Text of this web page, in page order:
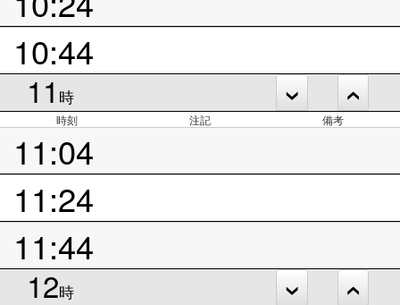
10:44
11 時
時刻 注記 備考
11:04
11:24
11:44
12時